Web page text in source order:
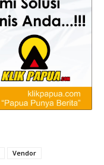
Vendor